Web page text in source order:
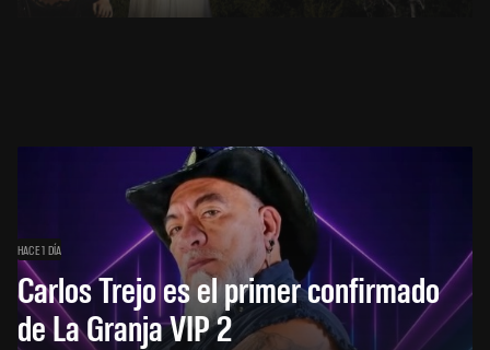
HACE 1 DÍA
Carlos Trejo es el primer confirmado
de La Granja VIP 2